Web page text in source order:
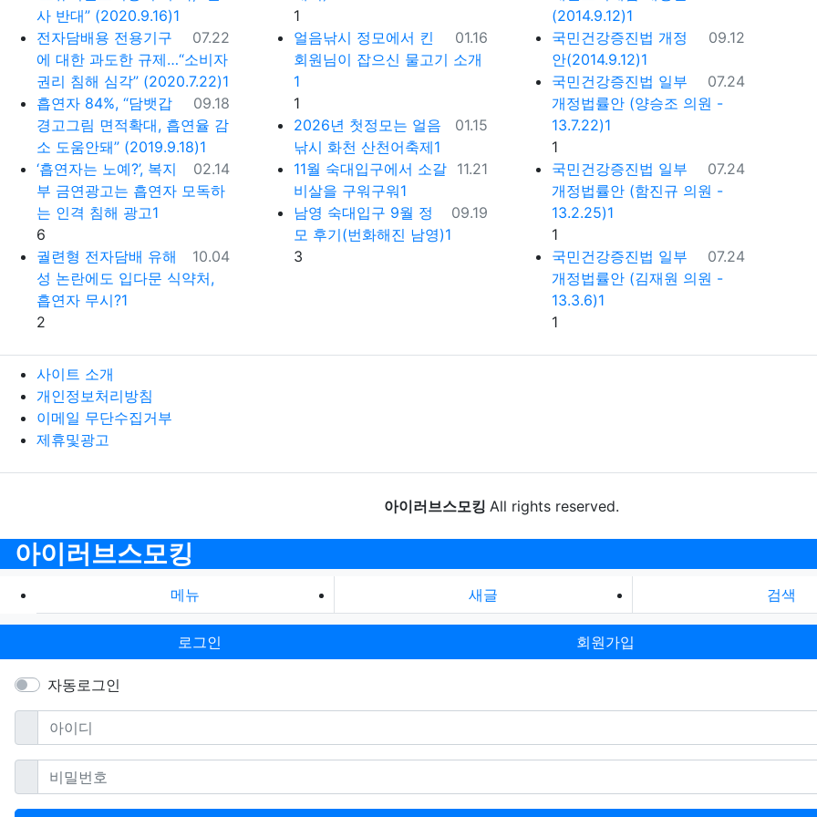
사 반대” (2020.9.16)1
등록일
07.22
전자담배용 전용기구
에 대한 과도한 규제…“소비자
권리 침해 심각” (2020.7.22)1
등록일
09.18
흡연자 84%, “담뱃갑
경고그림 면적확대, 흡연율 감
소 도움안돼” (2019.9.18)1
등록일
02.14
‘흡연자는 노예?’, 복지
부 금연광고는 흡연자 모독하
는 인격 침해 광고1
댓글
6
등록일
10.04
궐련형 전자담배 유해
성 논란에도 입다문 식약처,
흡연자 무시?1
댓글
2
댓글
1
등록일
01.16
얼음낚시 정모에서 킨
회원님이 잡으신 물고기 소개
1
댓글
1
등록일
01.15
2026년 첫정모는 얼음
낚시 화천 산천어축제1
등록일
11.21
11월 숙대입구에서 소갈
비살을 구워구워1
등록일
09.19
남영 숙대입구 9월 정
모 후기(번화해진 남영)1
댓글
3
(2014.9.12)1
등록일
09.12
국민건강증진법 개정
안(2014.9.12)1
등록일
07.24
국민건강증진법 일부
개정법률안 (양승조 의원 -
13.7.22)1
댓글
1
등록일
07.24
국민건강증진법 일부
개정법률안 (함진규 의원 -
13.2.25)1
댓글
1
등록일
07.24
국민건강증진법 일부
개정법률안 (김재원 의원 -
13.3.6)1
댓글
1
사이트 소개
개인정보처리방침
이메일 무단수집거부
제휴및광고
아이러브스모킹 All rights reserved.
아이러브스모킹
메뉴 새글 검색
로그인 회원가입
자동로그인
아이디필수
비밀번호필수